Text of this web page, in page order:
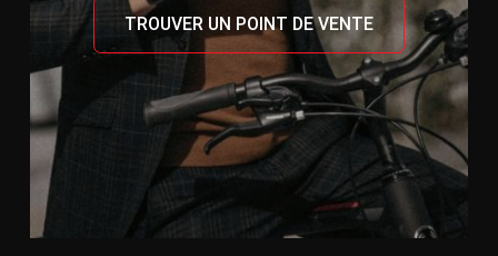
TROUVER UN POINT DE VENTE